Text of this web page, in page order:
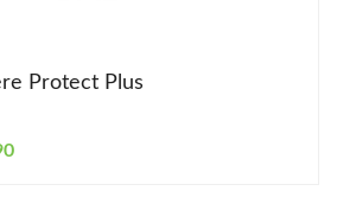
Protect Plus